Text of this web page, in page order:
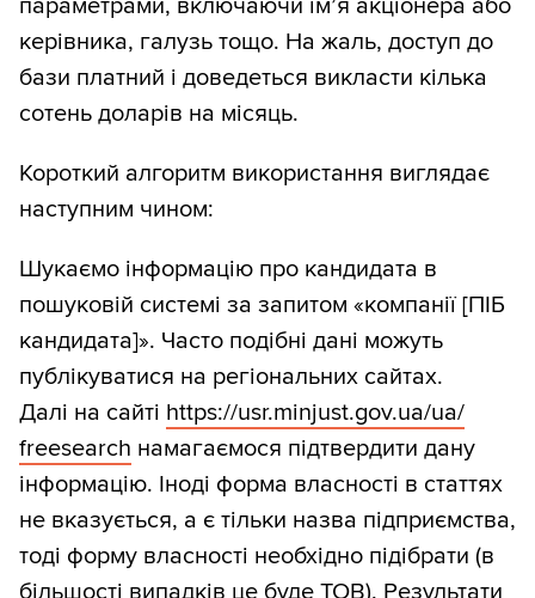
параметрами, включаючи ім’я акціонера або
керівника, галузь тощо. На жаль, доступ до
бази платний і доведеться викласти кілька
сотень доларів на місяць.
Короткий алгоритм використання виглядає
наступним чином:
Шукаємо інформацію про кандидата в
пошуковій системі за запитом «компанії [ПІБ
кандидата]». Часто подібні дані можуть
публікуватися на регіональних сайтах.
Далі на сайті https://usr.minjust.gov.ua/ua/
freesearch намагаємося підтвердити дану
інформацію. Іноді форма власності в статтях
не вказується, а є тільки назва підприємства,
тоді форму власності необхідно підібрати (в